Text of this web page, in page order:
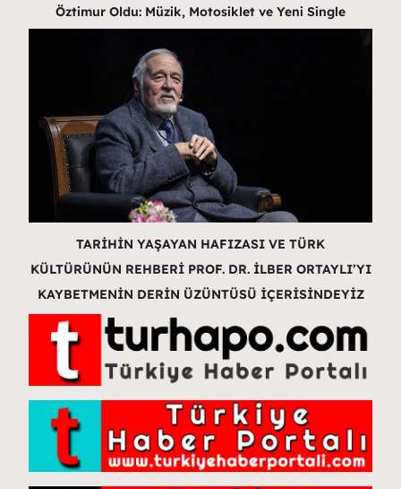
Öztimur Oldu: Müzik, Motosiklet ve Yeni Single
TARİHİN YAŞAYAN HAFIZASI VE TÜRK
KÜLTÜRÜNÜN REHBERİ PROF. DR. İLBER ORTAYLI’YI
KAYBETMENİN DERİN ÜZÜNTÜSÜ İÇERİSİNDEYİZ